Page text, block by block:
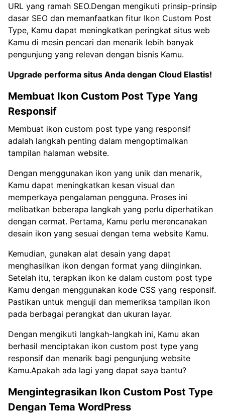
URL yang ramah SEO.Dengan mengikuti prinsip-prinsip
dasar SEO dan memanfaatkan fitur Ikon Custom Post
Type, Kamu dapat meningkatkan peringkat situs web
Kamu di mesin pencari dan menarik lebih banyak
pengunjung yang relevan dengan bisnis Kamu.
Upgrade performa situs Anda dengan Cloud Elastis!
Membuat Ikon Custom Post Type Yang
Responsif
Membuat ikon custom post type yang responsif
adalah langkah penting dalam mengoptimalkan
tampilan halaman website.
Dengan menggunakan ikon yang unik dan menarik,
Kamu dapat meningkatkan kesan visual dan
memperkaya pengalaman pengguna. Proses ini
melibatkan beberapa langkah yang perlu diperhatikan
dengan cermat. Pertama, Kamu perlu merencanakan
desain ikon yang sesuai dengan tema website Kamu.
Kemudian, gunakan alat desain yang dapat
menghasilkan ikon dengan format yang diinginkan.
Setelah itu, terapkan ikon ke dalam custom post type
Kamu dengan menggunakan kode CSS yang responsif.
Pastikan untuk menguji dan memeriksa tampilan ikon
pada berbagai perangkat dan ukuran layar.
Dengan mengikuti langkah-langkah ini, Kamu akan
berhasil menciptakan ikon custom post type yang
responsif dan menarik bagi pengunjung website
Kamu.Apakah ada lagi yang dapat saya bantu?
Mengintegrasikan Ikon Custom Post Type
Dengan Tema WordPress